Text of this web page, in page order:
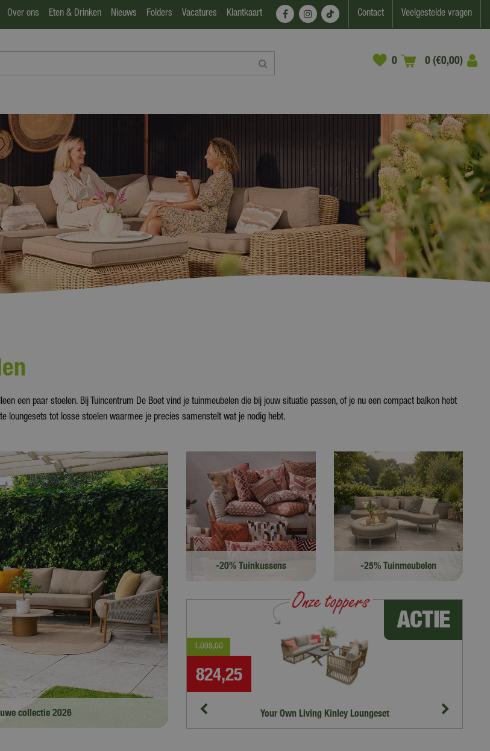
Over ons Eten & Drinken Nieuws Folders Vacatures Klantkaart Contact Veelgestelde vragen
0 (€0,00)
een paar stoelen. Bij Tuincentrum De Boet vind je tuinmeubelen die bij jouw situatie passen, of je nu een compact balkon hebt
loungesets tot losse stoelen waarmee je precies samenstelt wat je nodig hebt.
collectie 2026
-20% Tuinkussens -25% Tuinmeubelen
Crevo Sofa Loungeset Your Own Living Kinley Loungeset
1.099,00
824,25